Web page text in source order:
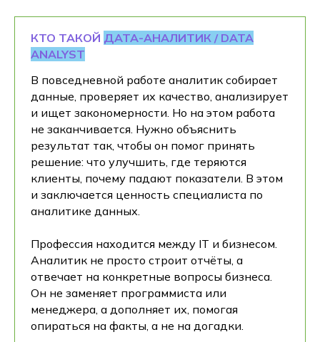
КТО ТАКОЙ ДАТА-АНАЛИТИК / DATA
ANALYST
В повседневной работе аналитик собирает
данные, проверяет их качество, анализирует
и ищет закономерности. Но на этом работа
не заканчивается. Нужно объяснить
результат так, чтобы он помог принять
решение: что улучшить, где теряются
клиенты, почему падают показатели. В этом
и заключается ценность специалиста по
аналитике данных.
Профессия находится между IT и бизнесом.
Аналитик не просто строит отчёты, а
отвечает на конкретные вопросы бизнеса.
Он не заменяет программиста или
менеджера, а дополняет их, помогая
опираться на факты, а не на догадки.